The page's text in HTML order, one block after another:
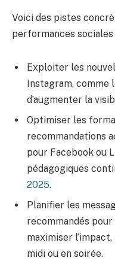
Voici des pistes
performances sociales
Exploiter les
Instagram, comme
d’augmenter la
Optimiser les
recommandations
pour Facebook ou
pédagogiques
2025.
Planifier les
recommandés pour
maximiser
midi ou en soirée.